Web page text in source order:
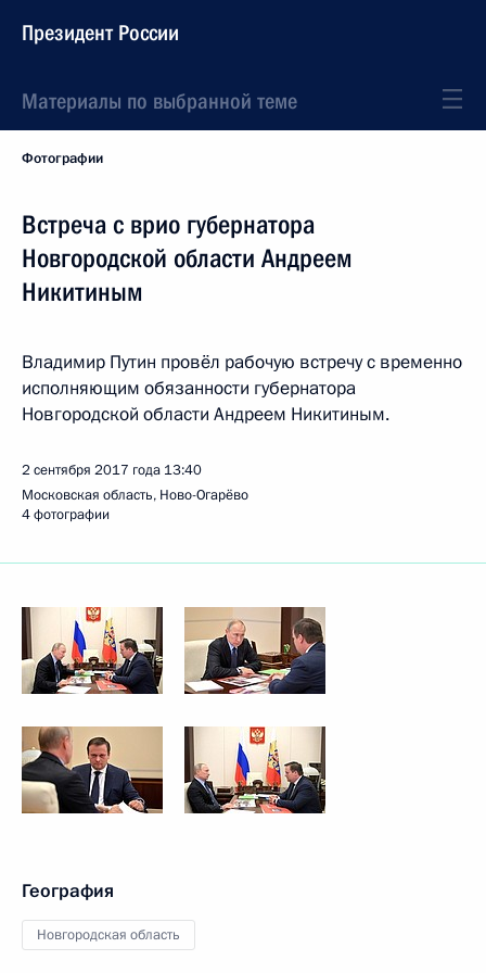
Президент России
Материалы по выбранной теме
Фотографии
Встреча с врио губернатора
Новгородской области Андреем
Никитиным
Владимир Путин провёл рабочую встречу с временно
исполняющим обязанности губернатора
Новгородской области Андреем Никитиным.
2 сентября 2017 года 13:40
Московская область, Ново-Огарёво
4 фотографии
География
Новгородская область